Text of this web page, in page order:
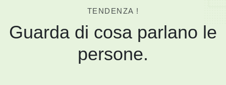
TENDENZA !
Guarda di cosa parlano le
persone.